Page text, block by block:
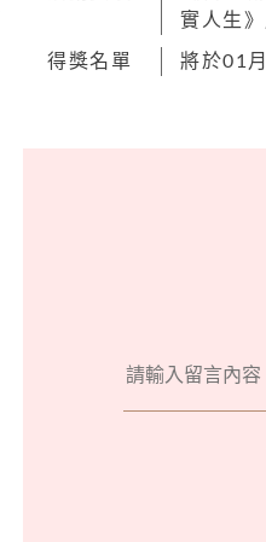
實人生
得獎名單 將於01